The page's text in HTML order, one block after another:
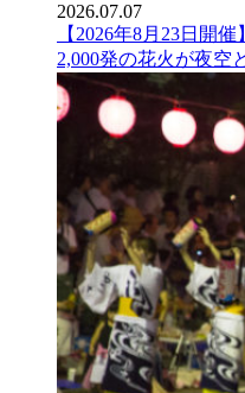
2026.07.07
【2026年8月23日開
2,000発の花火が夜空